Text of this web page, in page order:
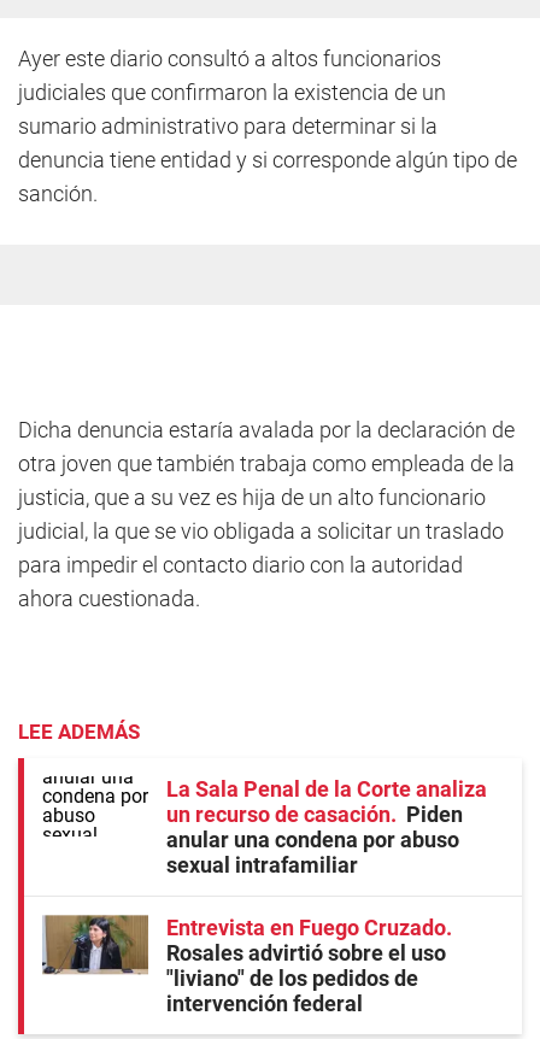
Ayer este diario consultó a altos funcionarios
judiciales que confirmaron la existencia de un
sumario administrativo para determinar si la
denuncia tiene entidad y si corresponde algún tipo de
sanción.
Dicha denuncia estaría avalada por la declaración de
otra joven que también trabaja como empleada de la
justicia, que a su vez es hija de un alto funcionario
judicial, la que se vio obligada a solicitar un traslado
para impedir el contacto diario con la autoridad
ahora cuestionada.
LEE ADEMÁS
La Sala Penal de la Corte analiza
un recurso de casación
Piden
anular una condena por abuso
sexual intrafamiliar
Entrevista en Fuego Cruzado
Rosales advirtió sobre el uso
"liviano" de los pedidos de
intervención federal